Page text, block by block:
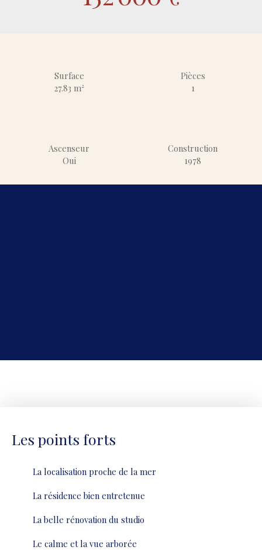
Surface
27.83m²
Pièces
1
Ascenseur
Oui
Construction
1978
Les points forts
La localisation proche de la mer
La résidence bien entretenue
La belle rénovation du studio
Le calme et la vue arborée